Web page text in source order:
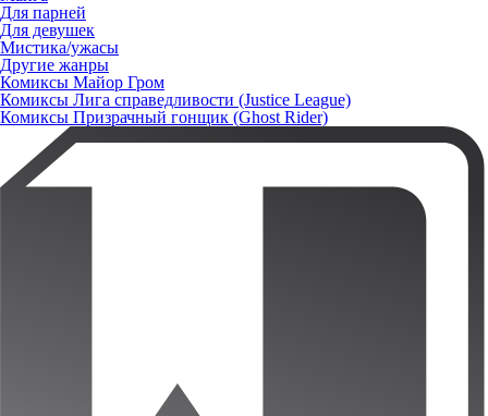
Для парней
Для девушек
Мистика/ужасы
Другие жанры
Комиксы Майор Гром
Комиксы Лига справедливости (Justice League)
Комиксы Призрачный гонщик (Ghost Rider)